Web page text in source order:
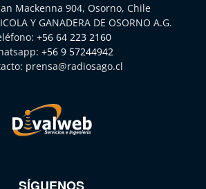
Mackenna 904, Osorno, Chile
Y GANADERA DE OSORNO A.G.
+56 64 223 2160
+56 9 57244942
prensa@radiosago.cl
SÍGUENOS